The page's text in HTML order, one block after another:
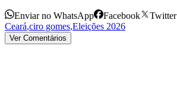
Enviar no WhatsApp Facebook
Twitter
Ceará,ciro gomes,Eleições 2026
Ver Comentários